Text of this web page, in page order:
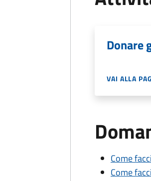
Donare
VAI ALLA
Come
Come